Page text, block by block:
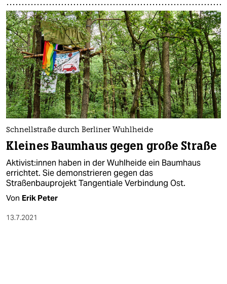
Schnellstraße durch Berliner Wuhlheide
Kleines Baumhaus gegen große Straße
Ak­ti­vis­t:in­nen haben in der Wuhlheide ein Baumhaus
errichtet. Sie demonstrieren gegen das
Straßenbauprojekt Tangentiale Verbindung Ost.
Von Erik Peter
13.7.2021